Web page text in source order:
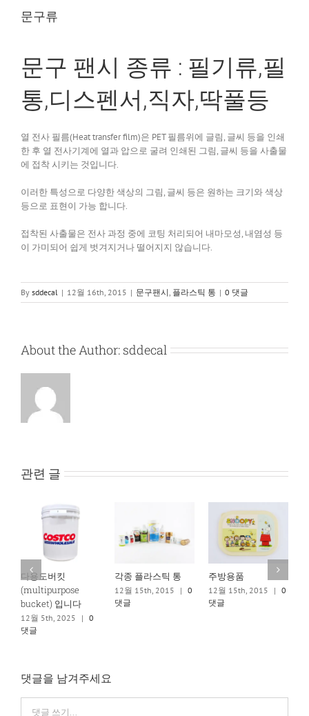
문구류
문구 팬시 종류 : 필기류,필
통,디스펜서,직자,딱풀등
열 전사 필름(Heat transfer film)은 PET 필름위에 글림, 글씨 등을 인쇄
한 후 열 전사기계에 열과 압으로 굴려 인쇄된 그림, 글씨 등을 사출물
에 접착 시키는 것입니다.
이러한 특성으로 다양한 색상의 그림, 글씨 등은 원하는 크기와 색상
등으로 표현이 가능 합니다.
접착된 사출물은 전사 과정 중에 코팅 처리되어 내마모성, 내염성 등
이 가미되어 쉽게 벗겨지거나 떨어지지 않습니다.
By sddecal | 12월 16th, 2015 | 문구팬시 플라스틱 통 | 0 댓글
About the Author: sddecal
관련 글
다용도버킷
(multipurpose
bucket) 입니다
12월 5th, 2025 | 0
댓글
각종 플라스틱 통
12월 15th, 2015 | 0
댓글
주방용품
12월 15th, 2015 | 0
댓글
댓글을 남겨주세요